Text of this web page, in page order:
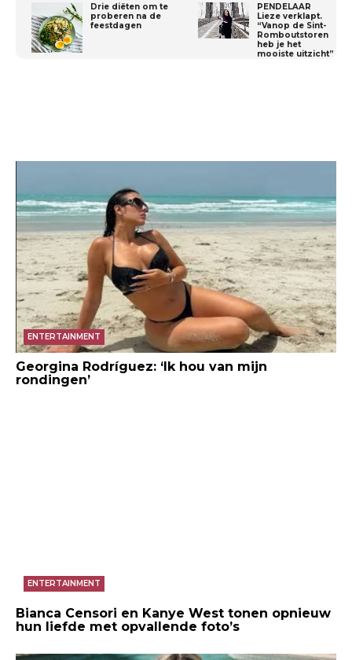
Drie diëten om te
proberen na de
feestdagen
PENDELAAR
Lieze verklapt.
“Vanop de Sint-
Romboutstoren
heb je het
mooiste uitzicht”
ENTERTAINMENT
Georgina Rodríguez: ‘Ik hou van mijn
rondingen’
ENTERTAINMENT
Bianca Censori en Kanye West tonen opnieuw
hun liefde met opvallende foto’s